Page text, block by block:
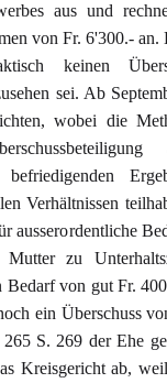
aus und
von Fr. 6'300.- an.
keinen
sei. Ab
wobei die
befriedigenden
Verhältnissen
ausserordentliche
zu
von gut Fr.
ein Überschuss
S. 269 der Ehe
Kreisgericht ab,